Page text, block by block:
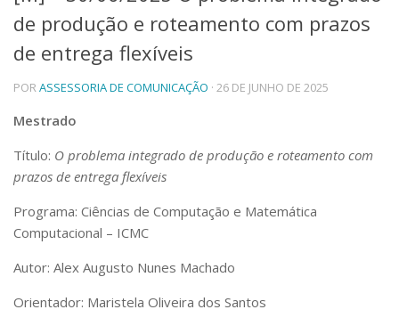
Telefones e Mapas
Pessoas
Ensino
Graduação
Educação a distância
Pesquisa e Inovação
Centros, Núcleos e Projetos em Rede
Pós-doutorado
Transferência de Tecnologia
de produção e roteamento com prazos
de entrega flexíveis
PORASSESSORIA DE COMUNICAÇÃO · 26 DE JUNHO DE 2025
Mestrado
Título: O problema integrado de produção e roteamento com
prazos de entrega flexíveis
Programa: Ciências de Computação e Matemática
Computacional – ICMC
Autor: Alex Augusto Nunes Machado
Orientador: Maristela Oliveira dos Santos